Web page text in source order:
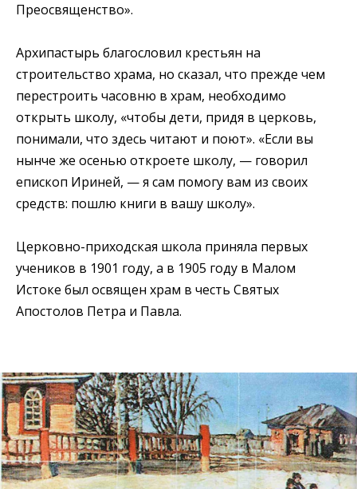
Преосвященство».
Архипастырь благословил крестьян на
строительство храма, но сказал, что прежде чем
перестроить часовню в храм, необходимо
открыть школу, «чтобы дети, придя в церковь,
понимали, что здесь читают и поют». «Если вы
нынче же осенью откроете школу, — говорил
епископ Ириней, — я сам помогу вам из своих
средств: пошлю книги в вашу школу».
Церковно-приходская школа приняла первых
учеников в 1901 году, а в 1905 году в Малом
Истоке был освящен храм в честь Святых
Апостолов Петра и Павла.